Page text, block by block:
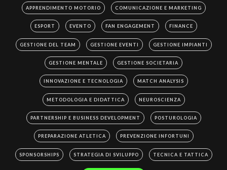
APPRENDIMENTO MOTORIO COMUNICAZIONE E MARKETING
ESPORT EVENTO FAN ENGAGEMENT FINANCE
GESTIONE DEL TEAM GESTIONE EVENTI GESTIONE IMPIANTI
GESTIONE MENTALE GESTIONE SOCIETARIA
INNOVAZIONE E TECNOLOGIA MATCH ANALYSIS
METODOLOGIA E DIDATTICA NEUROSCIENZA
PARTNERSHIP E BUSINESS DEVELOPMENT POSTUROLOGIA
PREPARAZIONE ATLETICA PREVENZIONE INFORTUNI
SPONSORSHIPS STRATEGIA DI SVILUPPO TECNICA E TATTICA